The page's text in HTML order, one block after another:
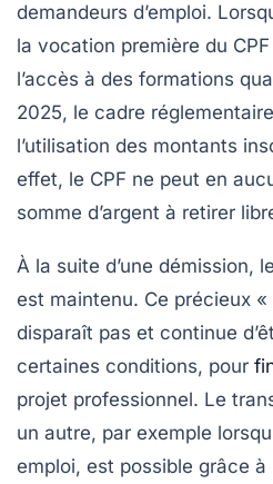
demandeurs d’emploi.
la vocation première du
l’accès à des formations
2025, le cadre
l’utilisation des montants
effet, le CPF ne peut en
somme d’argent à retirer
À la suite d’une démission,
est maintenu. Ce précieux
disparaît pas et continue
certaines conditions, pour
projet professionnel. Le
un autre, par exemple
emploi, est possible grâce